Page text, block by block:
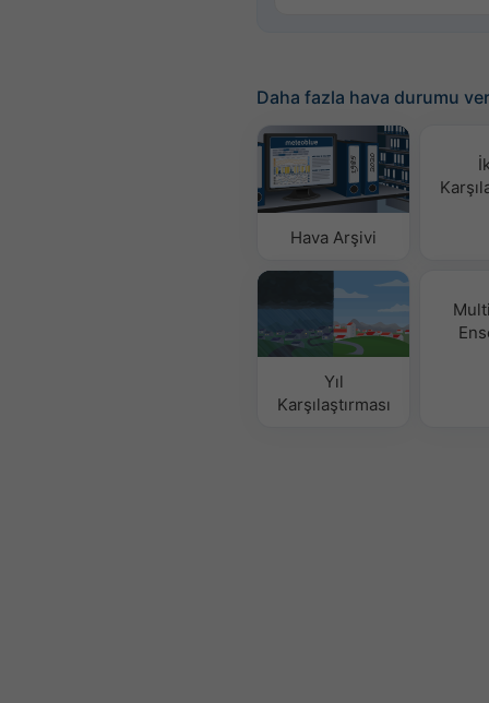
Daha fazla hava durumu
Hava Arşivi
Yıl
Karşılaştırması